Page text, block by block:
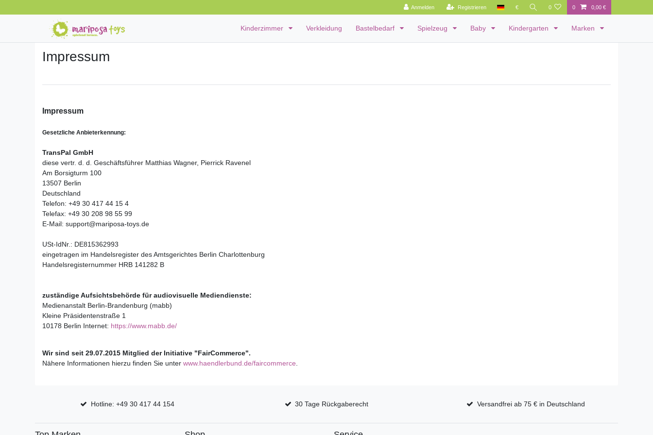
Anmelden Registrieren € 0 0 0,00 €
Kinderzimmer Verkleidung Bastelbedarf Spielzeug Baby Kindergarten Marken
Impressum
Impressum
Gesetzliche Anbieterkennung:
TransPal GmbH
diese vertr. d. d. Geschäftsführer Matthias Wagner, Pierrick Ravenel
Am Borsigturm 100
13507 Berlin
Deutschland
Telefon: +49 30 417 44 15 4
Telefax: +49 30 208 98 55 99
E-Mail: support@mariposa-toys.de
USt-IdNr.: DE815362993
eingetragen im Handelsregister des Amtsgerichtes Berlin Charlottenburg
Handelsregisternummer HRB 141282 B
zuständige Aufsichtsbehörde für audiovisuelle Mediendienste:
Medienanstalt Berlin-Brandenburg (mabb)
Kleine Präsidentenstraße 1
10178 Berlin Internet: https://www.mabb.de/
Wir sind seit 29.07.2015 Mitglied der Initiative "FairCommerce".
Nähere Informationen hierzu finden Sie unter www.haendlerbund.de/faircommerce.
Hotline: +49 30 417 44 154 30 Tage Rückgaberecht Versandfrei ab 75 € in Deutschland